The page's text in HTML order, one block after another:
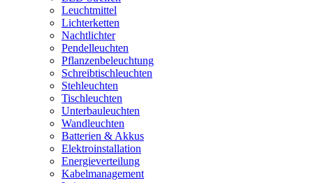
Leuchtmittel
Lichterketten
Nachtlichter
Pendelleuchten
Pflanzenbeleuchtung
Schreibtischleuchten
Stehleuchten
Tischleuchten
Unterbauleuchten
Wandleuchten
Batterien & Akkus
Elektroinstallation
Energieverteilung
Kabelmanagement